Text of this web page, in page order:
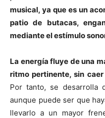
musical, ya que es un
patio de butacas,
mediante el estímulo
La energía fluye de una
ritmo pertinente, sin
Por tanto, se desarrolla
aunque puede ser que
llevarlo a un mayor